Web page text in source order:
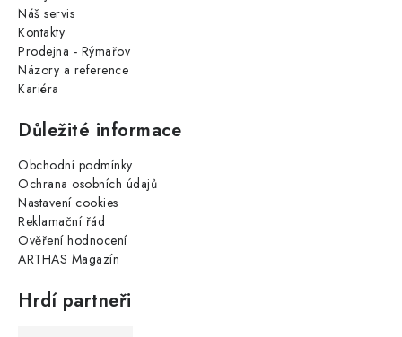
Náš servis
Kontakty
Prodejna - Rýmařov
Názory a reference
Kariéra
Důležité informace
Obchodní podmínky
Ochrana osobních údajů
Nastavení cookies
Reklamační řád
Ověření hodnocení
ARTHAS Magazín
Hrdí partneři